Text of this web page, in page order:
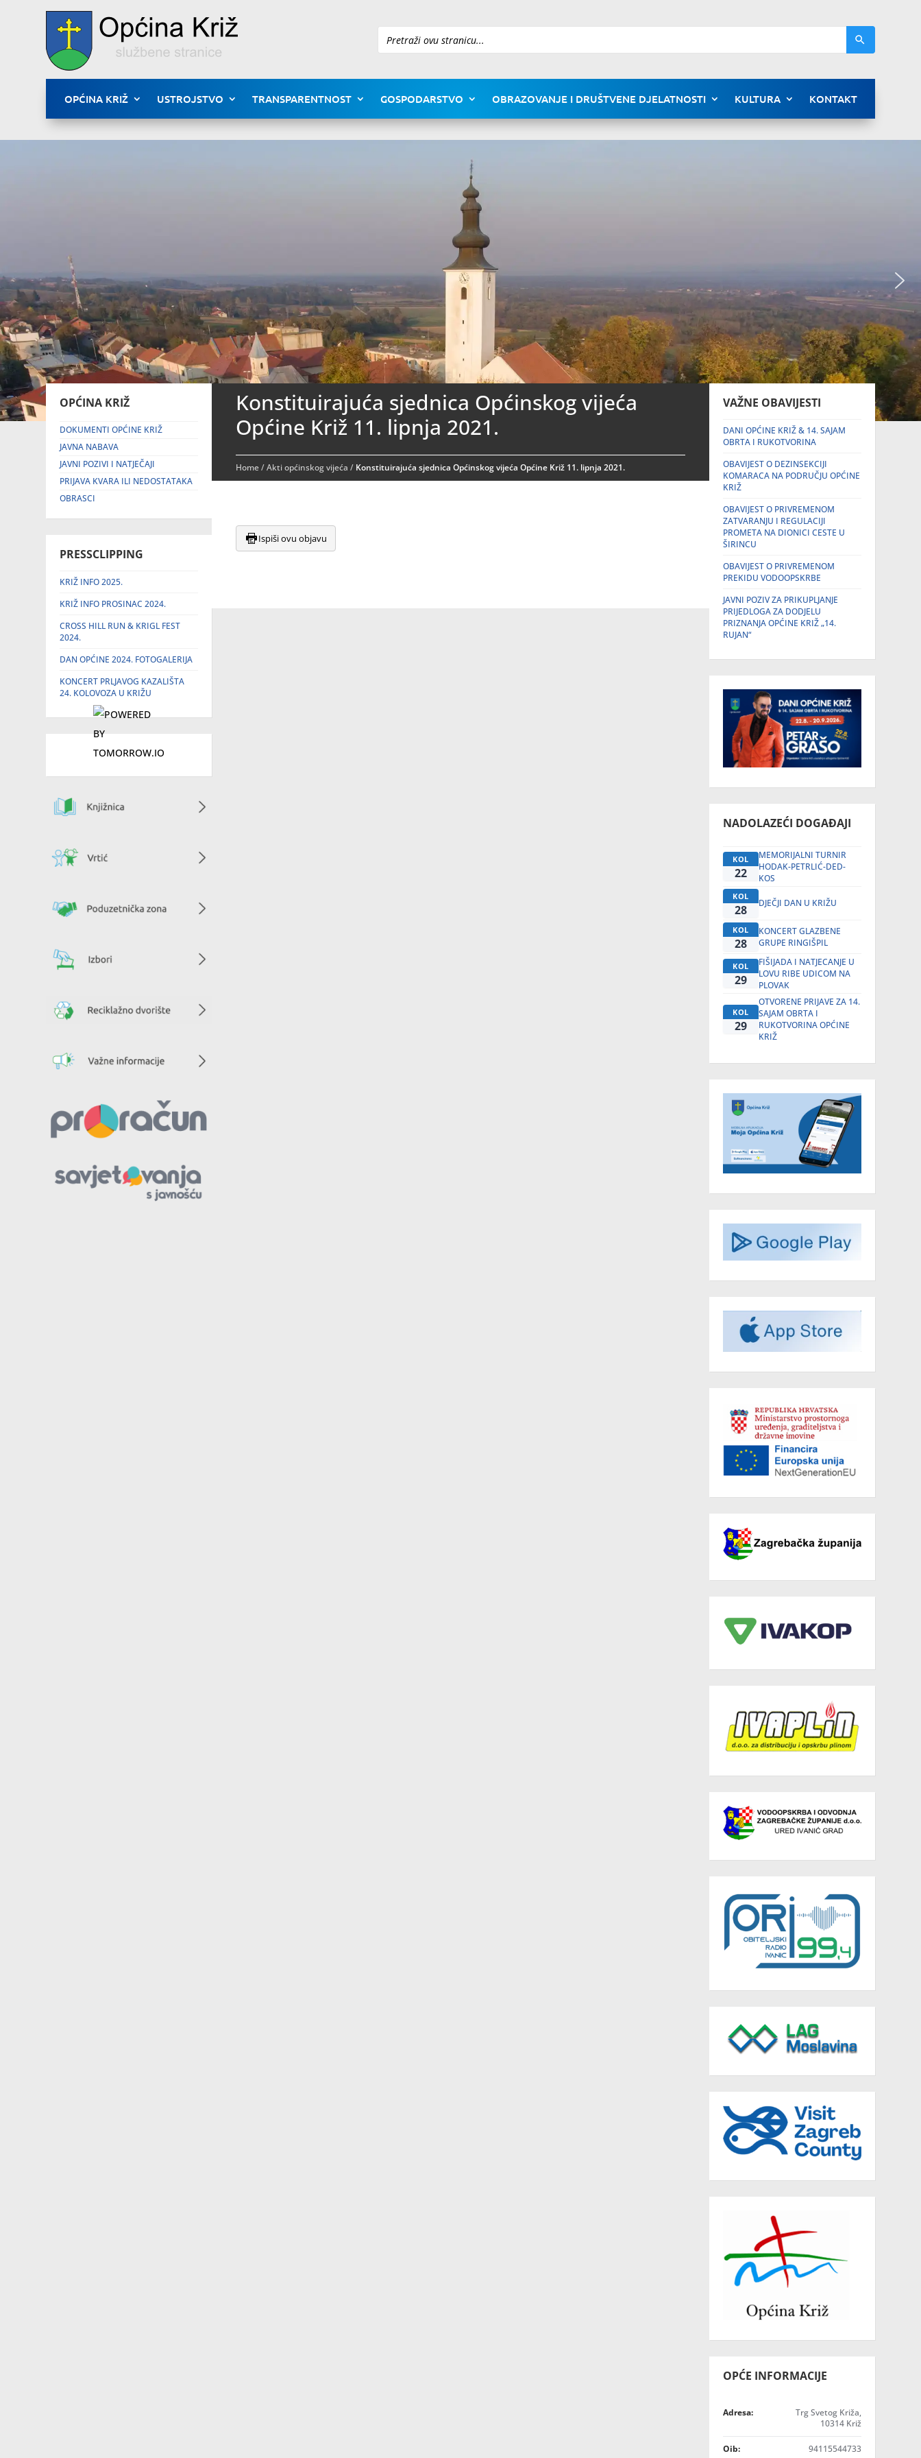
Pretraži
OPĆINA KRIŽ USTROJSTVO TRANSPARENTNOST GOSPODARSTVO OBRAZOVANJE I DRUŠTVENE DJELATNOSTI KULTURA KONTAKT
OPĆINA KRIŽ
DOKUMENTI OPĆINE KRIŽ
JAVNA NABAVA
JAVNI POZIVI I NATJEČAJI
PRIJAVA KVARA ILI NEDOSTATAKA
OBRASCI
PRESSCLIPPING
KRIŽ INFO 2025.
KRIŽ INFO PROSINAC 2024.
CROSS HILL RUN & KRIGL FEST
2024.
DAN OPĆINE 2024. FOTOGALERIJA
KONCERT PRLJAVOG KAZALIŠTA
24. KOLOVOZA U KRIŽU
Konstituirajuća sjednica Općinskog vijeća
Općine Križ 11. lipnja 2021.
Home/Akti općinskog vijeća / Konstituirajuća sjednica Općinskog vijeća Općine Križ 11. lipnja 2021.
Ispiši ovu objavu
VAŽNE OBAVIJESTI
DANI OPĆINE KRIŽ & 14. SAJAM
OBRTA I RUKOTVORINA
OBAVIJEST O DEZINSEKCIJI
KOMARACA NA PODRUČJU OPĆINE
KRIŽ
OBAVIJEST O PRIVREMENOM
ZATVARANJU I REGULACIJI
PROMETA NA DIONICI CESTE U
ŠIRINCU
OBAVIJEST O PRIVREMENOM
PREKIDU VODOOPSKRBE
JAVNI POZIV ZA PRIKUPLJANJE
PRIJEDLOGA ZA DODJELU
PRIZNANJA OPĆINE KRIŽ „14.
RUJAN“
NADOLAZEĆI DOGAĐAJI
KOL
22
MEMORIJALNI TURNIR
HODAK-PETRLIĆ-DED-
KOS
KOL
28 DJEČJI DAN U KRIŽU
KOL
28
KONCERT GLAZBENE
GRUPE RINGIŠPIL
KOL
29
FIŠIJADA I NATJECANJE U
LOVU RIBE UDICOM NA
PLOVAK
KOL
29
OTVORENE PRIJAVE ZA 14.
SAJAM OBRTA I
RUKOTVORINA OPĆINE
KRIŽ
OPĆE INFORMACIJE
Adresa:
Trg Svetog Križa,
10314 Križ
Oib: 94115544733